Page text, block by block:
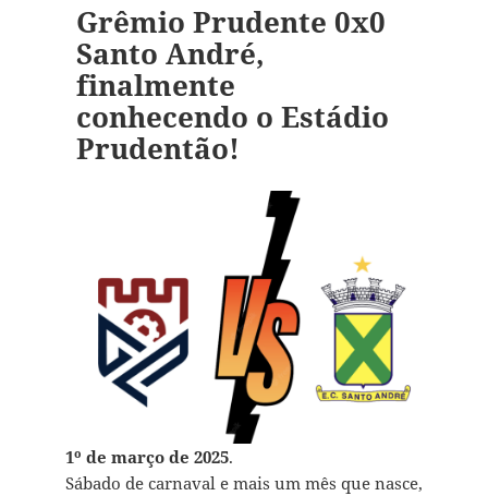
Grêmio Prudente 0x0
Santo André,
finalmente
conhecendo o Estádio
Prudentão!
1º de março de 2025.
Sábado de carnaval e mais um mês que nasce,